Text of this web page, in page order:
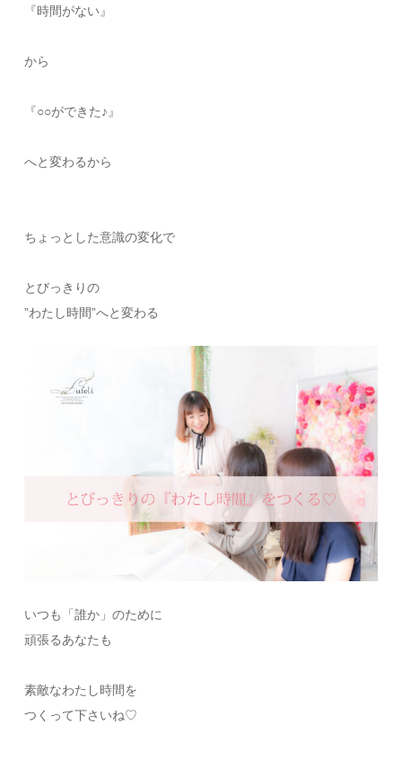
『時間がない』
から
『○○ができた♪』
へと変わるから
ちょっとした意識の変化で
とびっきりの
”わたし時間”へと変わる
いつも「誰か」のために
頑張るあなたも
素敵なわたし時間を
つくって下さいね♡